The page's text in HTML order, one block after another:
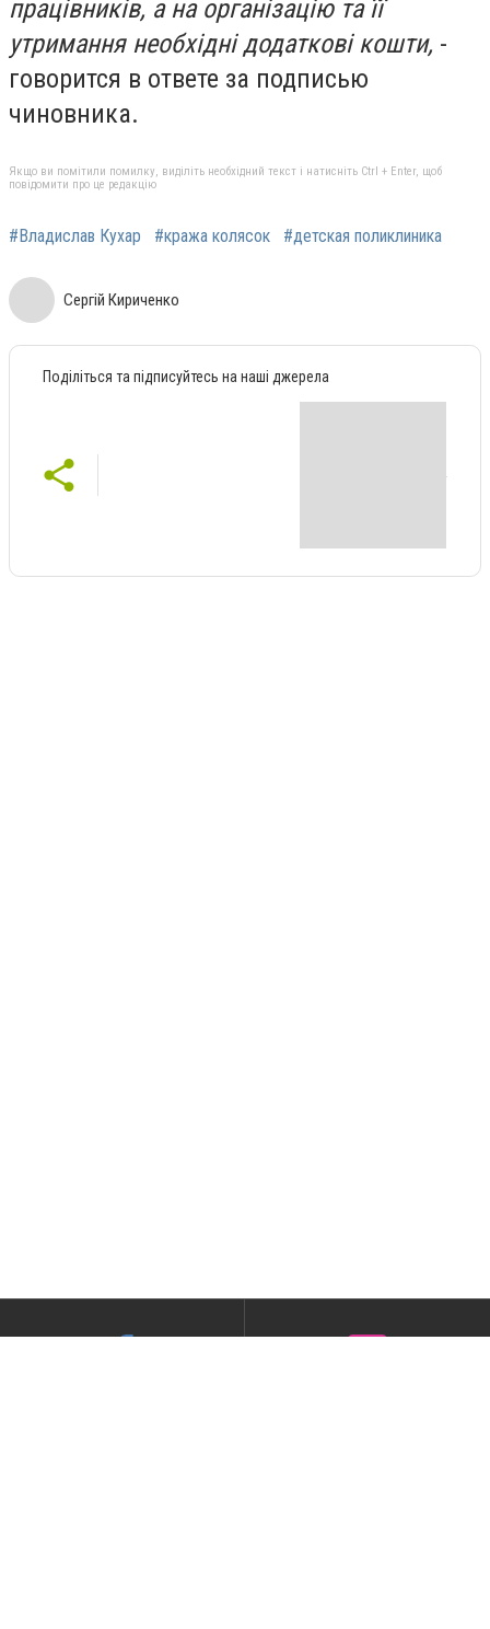
працівників, а на організацію та її
утримання необхідні додаткові кошти, -
говорится в ответе за подписью
чиновника.
Якщо ви помітили помилку, виділіть необхідний текст і натисніть Ctrl + Enter, щоб
повідомити про це редакцію
#Владислав Кухар #кража колясок #детская поликлиника
Сергій Кириченко
Поділіться та підписуйтесь на наші джерела